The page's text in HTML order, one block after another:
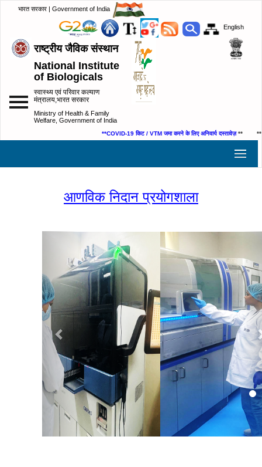
भारत सरकार | Government of India
English
राष्ट्रीय जैविक संस्थान
National Institute
of Biologicals
स्वास्थ्य एवं परिवार कल्याण
मंत्रालय,भारत सरकार
Ministry of Health & Family
Welfare, Government of India
**COVID-19 किट / VTM जमा करने के लिए अनिवार्य दस्तावेज़** **
आणविक निदान प्रयोगशाला